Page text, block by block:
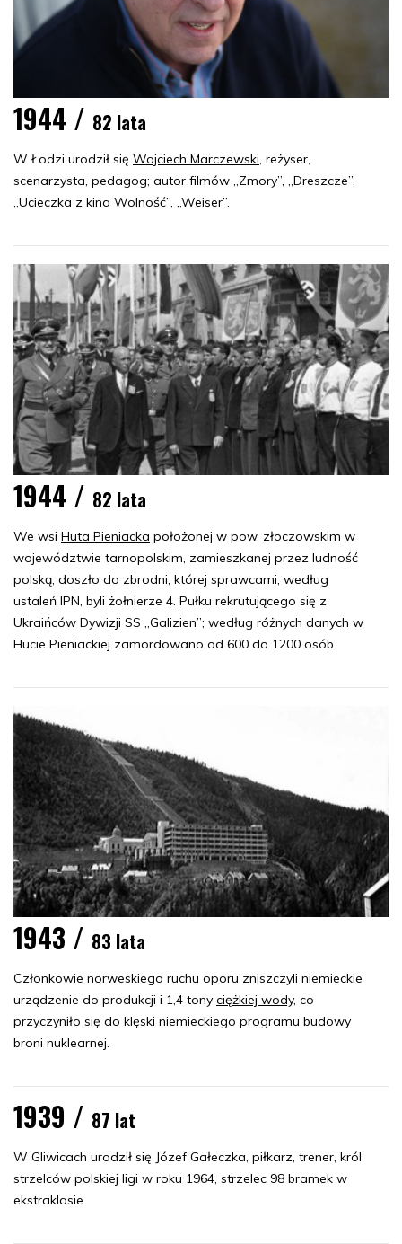
1944 / 82 lata
W Łodzi urodził się Wojciech Marczewski, reżyser,
scenarzysta, pedagog; autor filmów „Zmory”, „Dreszcze”,
„Ucieczka z kina Wolność”, „Weiser”.
1944 / 82 lata
We wsi Huta Pieniacka położonej w pow. złoczowskim w
województwie tarnopolskim, zamieszkanej przez ludność
polską, doszło do zbrodni, której sprawcami, według
ustaleń IPN, byli żołnierze 4. Pułku rekrutującego się z
Ukraińców Dywizji SS „Galizien”; według różnych danych w
Hucie Pieniackiej zamordowano od 600 do 1200 osób.
1943 / 83 lata
Członkowie norweskiego ruchu oporu zniszczyli niemieckie
urządzenie do produkcji i 1,4 tony ciężkiej wody, co
przyczyniło się do klęski niemieckiego programu budowy
broni nuklearnej.
1939 / 87 lat
W Gliwicach urodził się Józef Gałeczka, piłkarz, trener, król
strzelców polskiej ligi w roku 1964, strzelec 98 bramek w
ekstraklasie.